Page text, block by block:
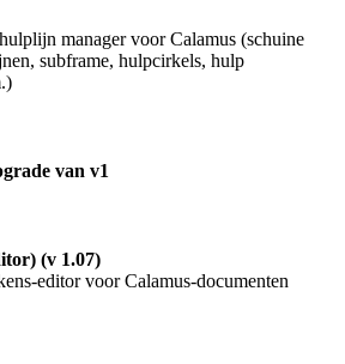
manager voor Calamus (schuine
subframe, hulpcirkels, hulp
van v1
(v 1.07)
editor voor Calamus-documenten